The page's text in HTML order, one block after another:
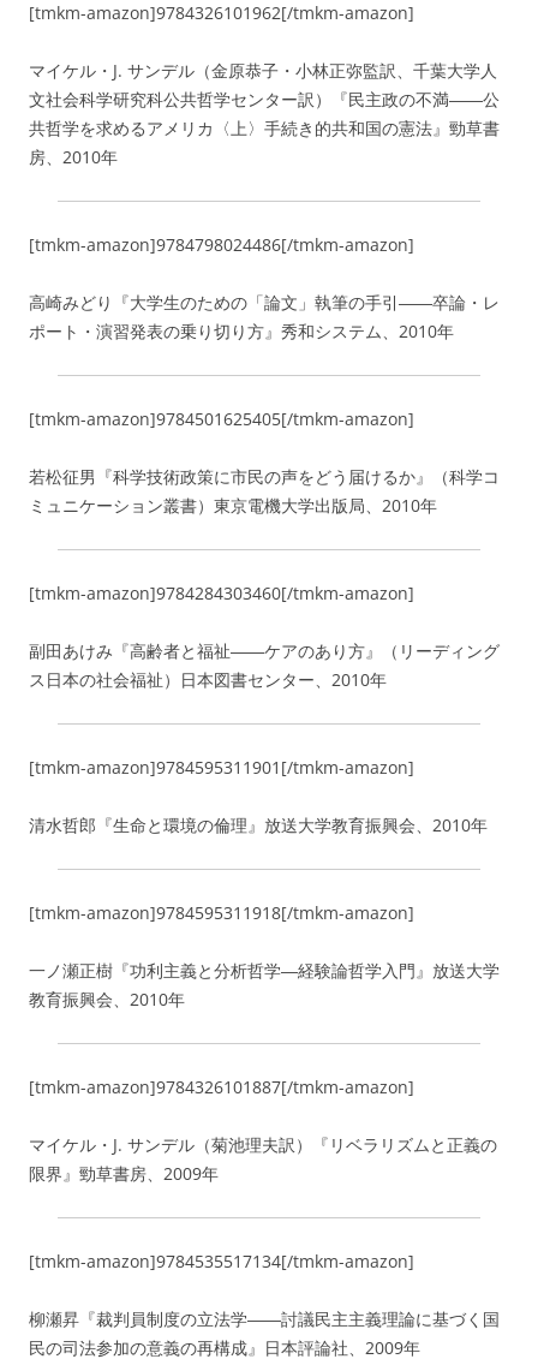
[tmkm-amazon]9784326101962[/tmkm-amazon]
マイケル・J. サンデル（金原恭子・小林正弥監訳、千葉大学人
文社会科学研究科公共哲学センター訳）『民主政の不満――公
共哲学を求めるアメリカ〈上〉手続き的共和国の憲法』勁草書
房、2010年
[tmkm-amazon]9784798024486[/tmkm-amazon]
高崎みどり『大学生のための「論文」執筆の手引――卒論・レ
ポート・演習発表の乗り切り方』秀和システム、2010年
[tmkm-amazon]9784501625405[/tmkm-amazon]
若松征男『科学技術政策に市民の声をどう届けるか』（科学コ
ミュニケーション叢書）東京電機大学出版局、2010年
[tmkm-amazon]9784284303460[/tmkm-amazon]
副田あけみ『高齢者と福祉――ケアのあり方』（リーディング
ス日本の社会福祉）日本図書センター、2010年
[tmkm-amazon]9784595311901[/tmkm-amazon]
清水哲郎『生命と環境の倫理』放送大学教育振興会、2010年
[tmkm-amazon]9784595311918[/tmkm-amazon]
一ノ瀬正樹『功利主義と分析哲学―経験論哲学入門』放送大学
教育振興会、2010年
[tmkm-amazon]9784326101887[/tmkm-amazon]
マイケル・J. サンデル（菊池理夫訳）『リベラリズムと正義の
限界』勁草書房、2009年
[tmkm-amazon]9784535517134[/tmkm-amazon]
柳瀬昇『裁判員制度の立法学――討議民主主義理論に基づく国
民の司法参加の意義の再構成』日本評論社、2009年